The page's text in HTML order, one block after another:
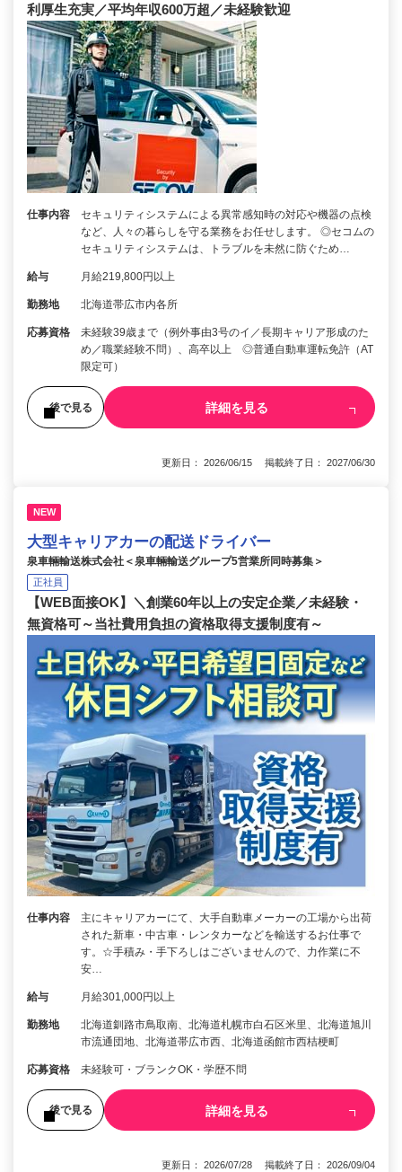
利厚生充実／平均年収600万超／未経験歓迎
仕事内容
セキュリティシステムによる異常感知時の対応や機器の点検
など、人々の暮らしを守る業務をお任せします。 ◎セコムの
セキュリティシステムは、トラブルを未然に防ぐため…
給与 月給219,800円以上
勤務地 北海道帯広市内各所
応募資格
未経験39歳まで（例外事由3号のイ／長期キャリア形成のた
め／職業経験不問）、高卒以上 ◎普通自動車運転免許（AT
限定可）
後で見る 詳細を見る
更新日： 2026/06/15 掲載終了日： 2027/06/30
NEW
大型キャリアカーの配送ドライバー
泉車輛輸送株式会社＜泉車輛輸送グループ5営業所同時募集＞
正社員
【WEB面接OK】＼創業60年以上の安定企業／未経験・
無資格可～当社費用負担の資格取得支援制度有～
仕事内容
主にキャリアカーにて、大手自動車メーカーの工場から出荷
された新車・中古車・レンタカーなどを輸送するお仕事で
す。☆手積み・手下ろしはございませんので、力作業に不
安…
給与 月給301,000円以上
勤務地
北海道釧路市鳥取南、北海道札幌市白石区米里、北海道旭川
市流通団地、北海道帯広市西、北海道函館市西桔梗町
応募資格 未経験可・ブランクOK・学歴不問
後で見る 詳細を見る
更新日： 2026/07/28 掲載終了日： 2026/09/04